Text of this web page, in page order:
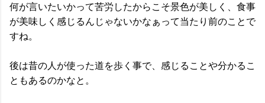
何が言いたいかって苦労したからこそ景色が美しく、食事
が美味しく感じるんじゃないかなぁって当たり前のことで
すね。
後は昔の人が使った道を歩く事で、感じることや分かるこ
ともあるのかなと。